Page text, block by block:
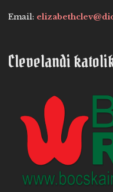
Email:
Clevelandi